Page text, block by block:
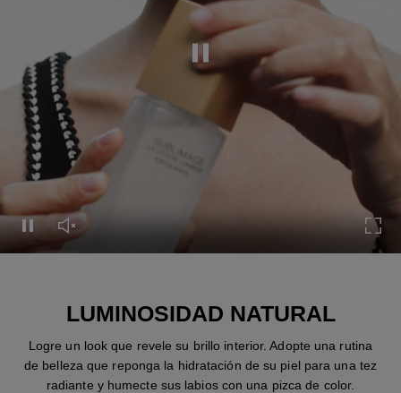
Pausar el vídeo
Pausar el vídeoActivar el sonido del vídeo
LUMINOSIDAD NATURAL
Logre un look que revele su brillo interior. Adopte una rutina
de belleza que reponga la hidratación de su piel para una tez
radiante y humecte sus labios con una pizca de color.